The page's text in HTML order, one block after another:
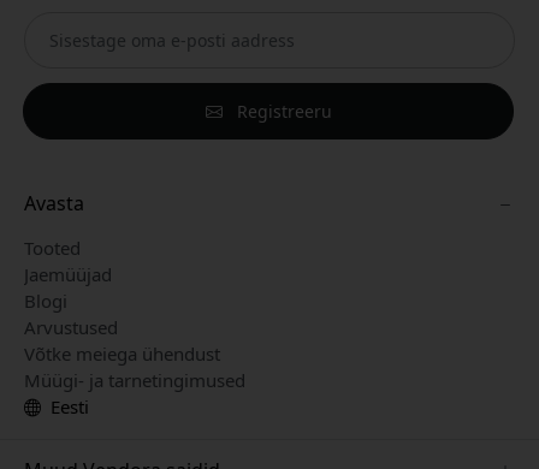
Registreeru
Avasta
Tooted
Jaemüüjad
Blogi
Arvustused
Võtke meiega ühendust
Müügi- ja tarnetingimused
Eesti